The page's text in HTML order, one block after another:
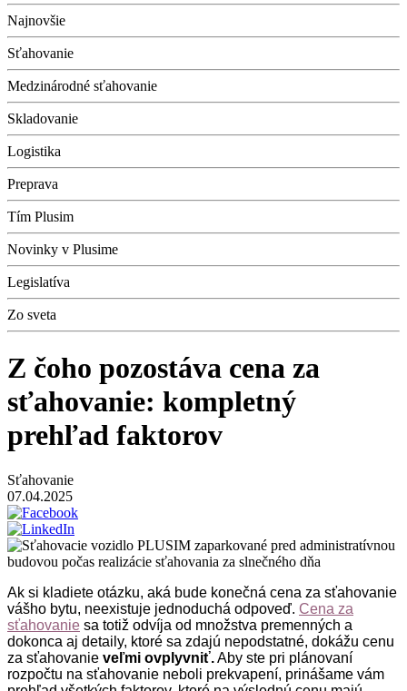
Najnovšie
Sťahovanie
Medzinárodné sťahovanie
Skladovanie
Logistika
Preprava
Tím Plusim
Novinky v Plusime
Legislatíva
Zo sveta
Z čoho pozostáva cena za
sťahovanie: kompletný
prehľad faktorov
Sťahovanie
07.04.2025
Ak si kladiete otázku, aká bude konečná cena za sťahovanie
vášho bytu, neexistuje jednoduchá odpoveď. Cena za
sťahovanie sa totiž odvíja od množstva premenných a
dokonca aj detaily, ktoré sa zdajú nepodstatné, dokážu cenu
za sťahovanie veľmi ovplyvniť.Aby ste pri plánovaní
rozpočtu na sťahovanie neboli prekvapení, prinášame vám